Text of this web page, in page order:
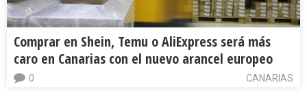
Comprar en Shein, Temu o AliExpress será más
caro en Canarias con el nuevo arancel europeo
CANARIAS
0